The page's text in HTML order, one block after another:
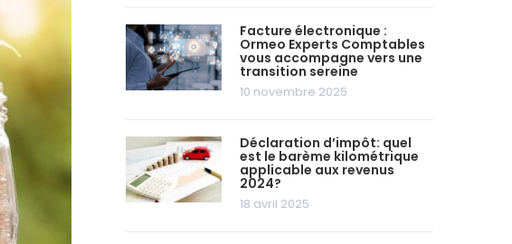
Facture électronique :
Ormeo Experts Comptables
vous accompagne vers une
transition sereine
10 novembre 2025
Déclaration d’impôt: quel
est le barème kilométrique
applicable aux revenus
2024?
18 avril 2025